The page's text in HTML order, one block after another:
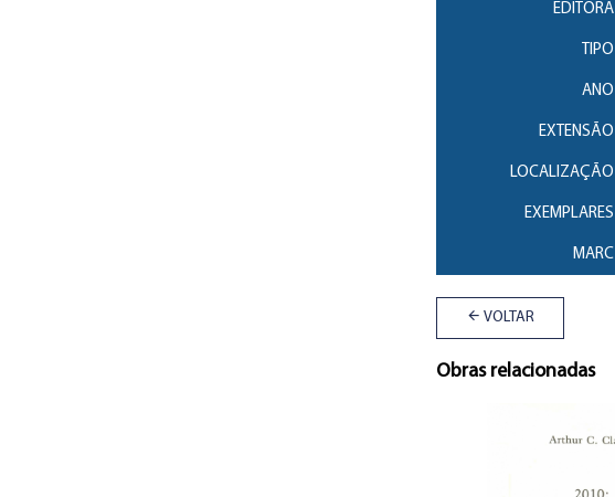
EDITORA
TIPO
ANO
EXTENSÃO
LOCALIZAÇÃO
EXEMPLARES
MARC
VOLTAR
Obras relacionadas